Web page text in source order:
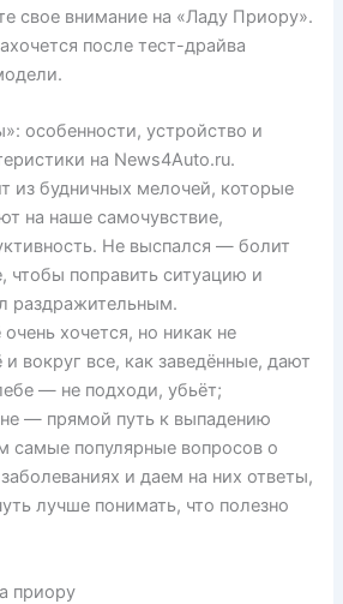
свое внимание на «Ладу Приору».
после тест-драйва
особенности, устройство и
на News4Auto.ru.
из будничных мелочей, которые
на наше самочувствие,
Не выспался — болит
чтобы поправить ситуацию и
раздражительным.
хочется, но никак не
вокруг все, как заведённые, дают
— не подходи, убьёт;
— прямой путь к выпадению
самые популярные вопросов о
и даем на них ответы,
лучше понимать, что полезно
приору